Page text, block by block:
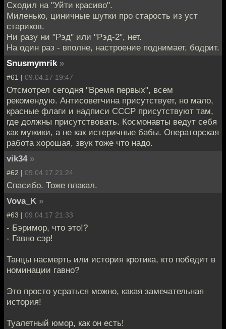
Сходил на "Уйти красиво".
Миленько, циничные шутки про старость из уст
стариков.
Ни разу ни "Рэд" или "Рэд-2", нет.
На один раз - вполне, настроение поднимает, бодрит.
Snusmymrik »
#61 | 09.04.17 19:47
Отсмотрел сегодня "Время первых", всем
рекомендую. Антисоветчина присутствует, но мало,
красные флаги и надписи СССР присутствуют там,
где должны присутствовать. Космонавты ведут себя
как мужики, а не как истеричные бабы. Операторская
работа хорошая, звук тоже что надо.
vik34 »
#62 | 09.04.17 21:24
Спасибо. Тоже плакал.
Vova_K »
#63 | 09.04.17 21:33
- Бэримор, что это!?
- Гавно сэр!
Танцы насмерть или история кротика, кто победит в
номинации гавно?
Это просто усраться можно, какая замечательная
история!
Туалетный юмор, как он есть!